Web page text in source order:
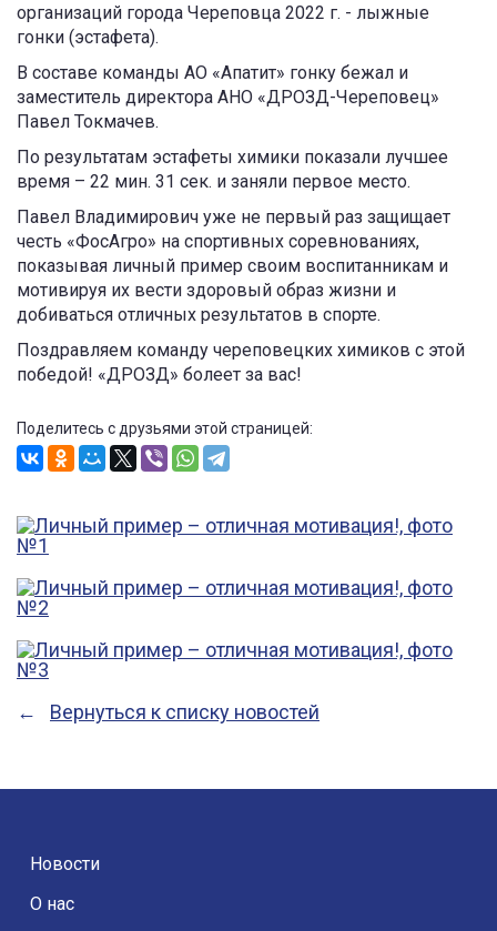
организаций города Череповца 2022 г. - лыжные
гонки (эстафета).
В составе команды АО «Апатит» гонку бежал и
заместитель директора АНО «ДРОЗД-Череповец»
Павел Токмачев.
По результатам эстафеты химики показали лучшее
время – 22 мин. 31 сек. и заняли первое место.
Павел Владимирович уже не первый раз защищает
честь «ФосАгро» на спортивных соревнованиях,
показывая личный пример своим воспитанникам и
мотивируя их вести здоровый образ жизни и
добиваться отличных результатов в спорте.
Поздравляем команду череповецких химиков с этой
победой! «ДРОЗД» болеет за вас!
Поделитесь с друзьями этой страницей:
Вернуться к списку новостей
Новости
О нас